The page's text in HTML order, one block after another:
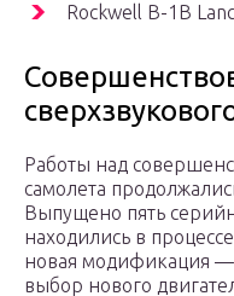
Rockwell B-1B
Работы над
самолета
Выпущено пять
находились в
новая модификация
выбор нового